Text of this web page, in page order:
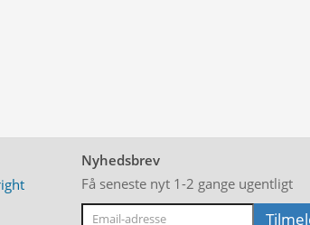
Nyhedsbrev
Få seneste nyt 1-2 gange ugentligt